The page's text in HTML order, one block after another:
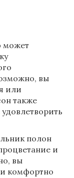
может
вы
или
также
полон
и
вы
и комфортно